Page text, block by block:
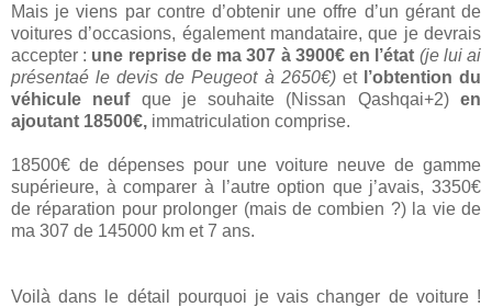
Mais je viens par contre d’obtenir une offre d’un gérant de
voitures d’occasions, également mandataire, que je devrais
accepter : une reprise de ma 307 à 3900€ en l’état (je lui ai
présentaé le devis de Peugeot à 2650€)et l’obtention du
véhicule neufque je souhaite (Nissan Qashqai+2)en
ajoutant 18500€, immatriculation comprise.
18500€ de dépenses pour une voiture neuve de gamme
supérieure, à comparer à l’autre option que j’avais, 3350€
de réparation pour prolonger (mais de combien ?) la vie de
ma 307 de 145000 km et 7 ans.
Voilà dans le détail pourquoi je vais changer de voiture !